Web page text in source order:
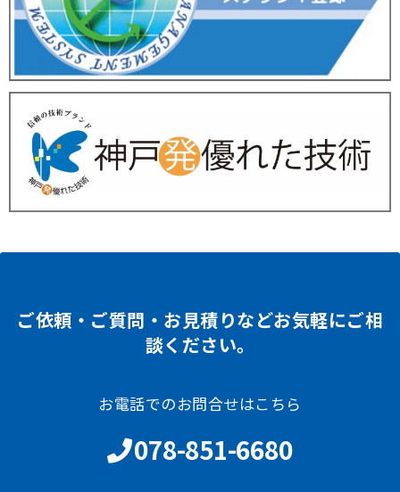
ご依頼・ご質問・お見積りなどお気軽にご相
談ください。
お電話でのお問合せはこちら
078-851-6680